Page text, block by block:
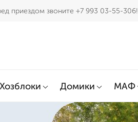
приездом звоните +7 993 03-55-306!
Хозблоки Домики МАФ